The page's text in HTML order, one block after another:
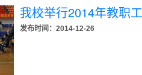
我校举行2014年教职
发布时间：2014-12-26